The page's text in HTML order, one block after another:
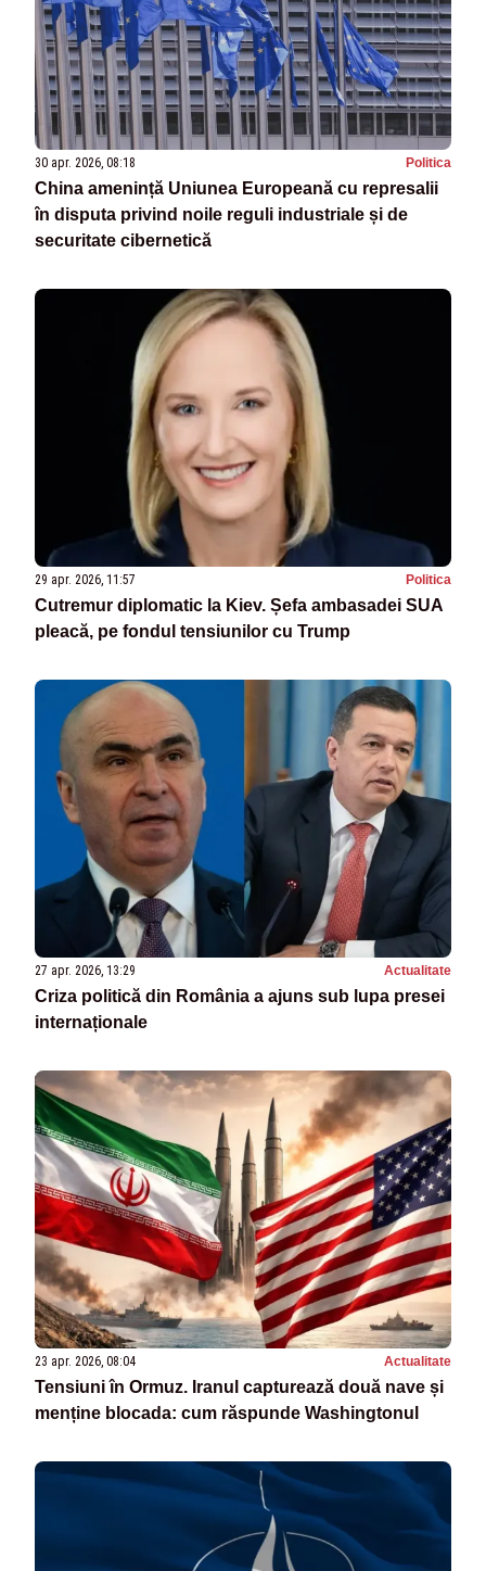
30 apr. 2026, 08:18 Politica
China amenință Uniunea Europeană cu represalii
în disputa privind noile reguli industriale și de
securitate cibernetică
29 apr. 2026, 11:57 Politica
Cutremur diplomatic la Kiev. Șefa ambasadei SUA
pleacă, pe fondul tensiunilor cu Trump
27 apr. 2026, 13:29 Actualitate
Criza politică din România a ajuns sub lupa presei
internaționale
23 apr. 2026, 08:04 Actualitate
Tensiuni în Ormuz. Iranul capturează două nave și
menține blocada: cum răspunde Washingtonul